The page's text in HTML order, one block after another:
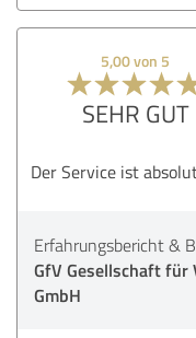
5,00 von 5
SEHR GUT
Der Service ist
Erfahrungsbericht &
GfV Gesellschaft für
GmbH